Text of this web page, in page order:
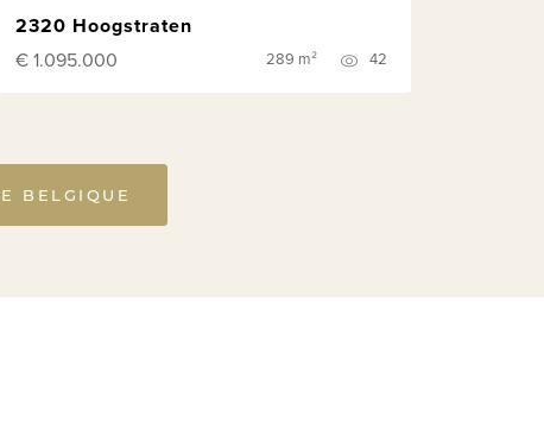
2320 Hoogstraten
€ 1.095.000
289 m² 42
BELGIQUE